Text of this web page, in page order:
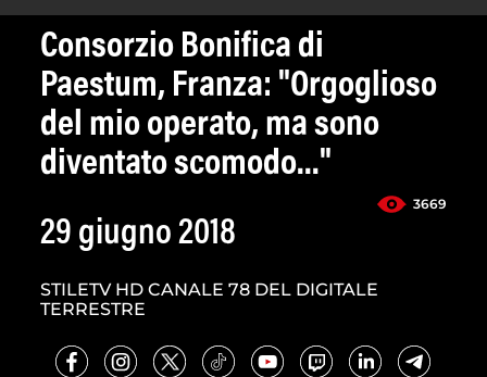
Consorzio Bonifica di
Paestum, Franza: "Orgoglioso
del mio operato, ma sono
diventato scomodo..."
3669
29 giugno 2018
STILETV HD CANALE 78 DEL DIGITALE
TERRESTRE